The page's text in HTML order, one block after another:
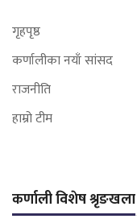
गृहपृष्ठ
कर्णालीका नयाँ सांसद
राजनीति
हाम्रो टीम
कर्णाली विशेष श्रृङखला